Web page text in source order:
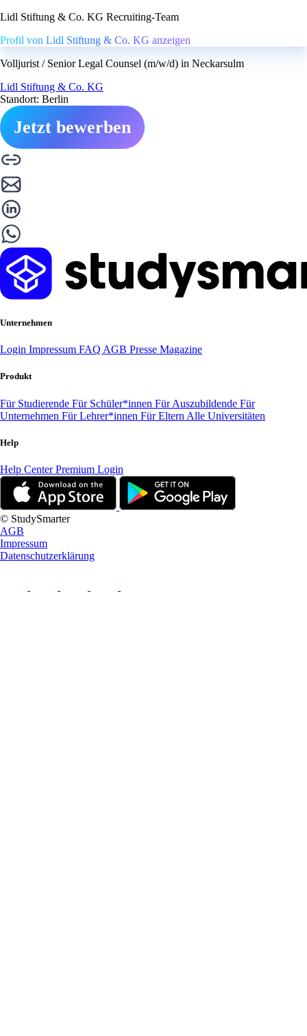
Lidl Stiftung & Co. KG Recruiting-Team
Profil von Lidl Stiftung & Co. KG anzeigen
Volljurist / Senior Legal Counsel (m/w/d) in Neckarsulm
Lidl Stiftung & Co. KG
Standort: Berlin
Jetzt bewerben
Unternehmen
Login Impressum FAQ AGB Presse Magazine
Produkt
Für Studierende Für Schüler*innen Für Auszubildende Für
Unternehmen Für Lehrer*innen Für Eltern Alle Universitäten
Help
Help CenterPremium Login
© StudySmarter
AGB
Impressum
Datenschutzerklärung